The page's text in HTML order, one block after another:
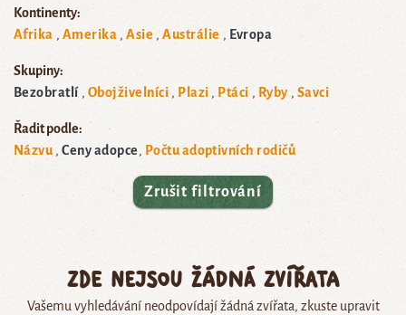
Kontinenty:
Afrika
Amerika Asie Austrálie Evropa
Skupiny:
Bezobratlí
Obojživelníci Plazi Ptáci Ryby Savci
Řadit podle:
Názvu
Ceny adopce Počtu adoptivních rodičů
Zrušit filtrování
Zde nejsou žádná zvířata
Vašemu vyhledávání neodpovídají žádná zvířata, zkuste upravit